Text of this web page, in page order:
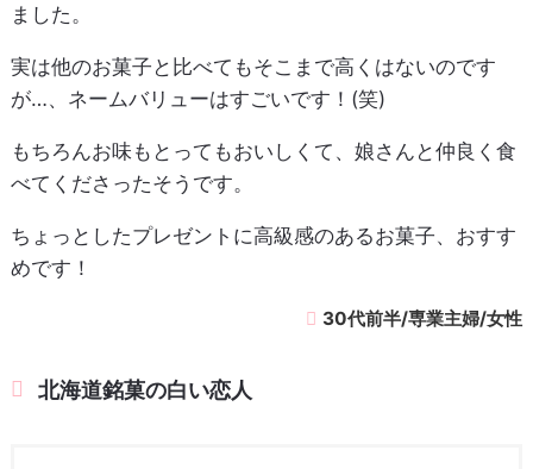
ました。
実は他のお菓子と比べてもそこまで高くはないのです
が…、ネームバリューはすごいです！(笑)
もちろんお味もとってもおいしくて、娘さんと仲良く食
べてくださったそうです。
ちょっとしたプレゼントに高級感のあるお菓子、おすす
めです！
30代前半/専業主婦/女性
北海道銘菓の白い恋人